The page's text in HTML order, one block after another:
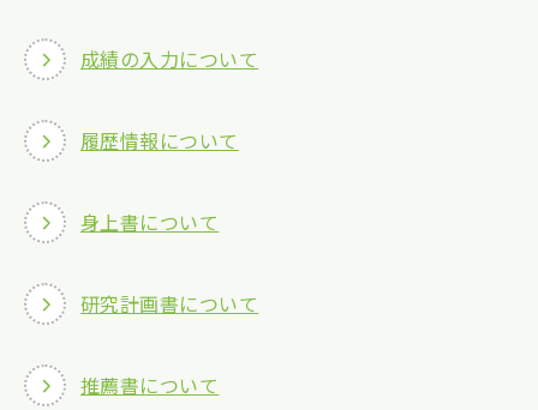
成績の入力について
履歴情報について
身上書について
研究計画書について
推薦書について